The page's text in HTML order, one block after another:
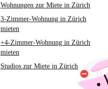
Wohnungen zur Miete in Zürich
3-Zimmer-Wohnung in Zürich
mieten
+4-Zimmer-Wohnung in Zürich
mieten
Studios zur Miete in Zürich